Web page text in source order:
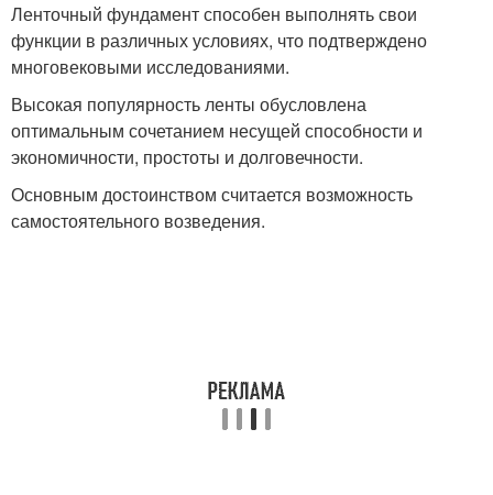
Ленточный фундамент способен выполнять свои
функции в различных условиях, что подтверждено
многовековыми исследованиями.
Высокая популярность ленты обусловлена
оптимальным сочетанием несущей способности и
экономичности, простоты и долговечности.
Основным достоинством считается возможность
самостоятельного возведения.